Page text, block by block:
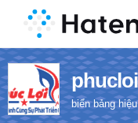
biển bảng